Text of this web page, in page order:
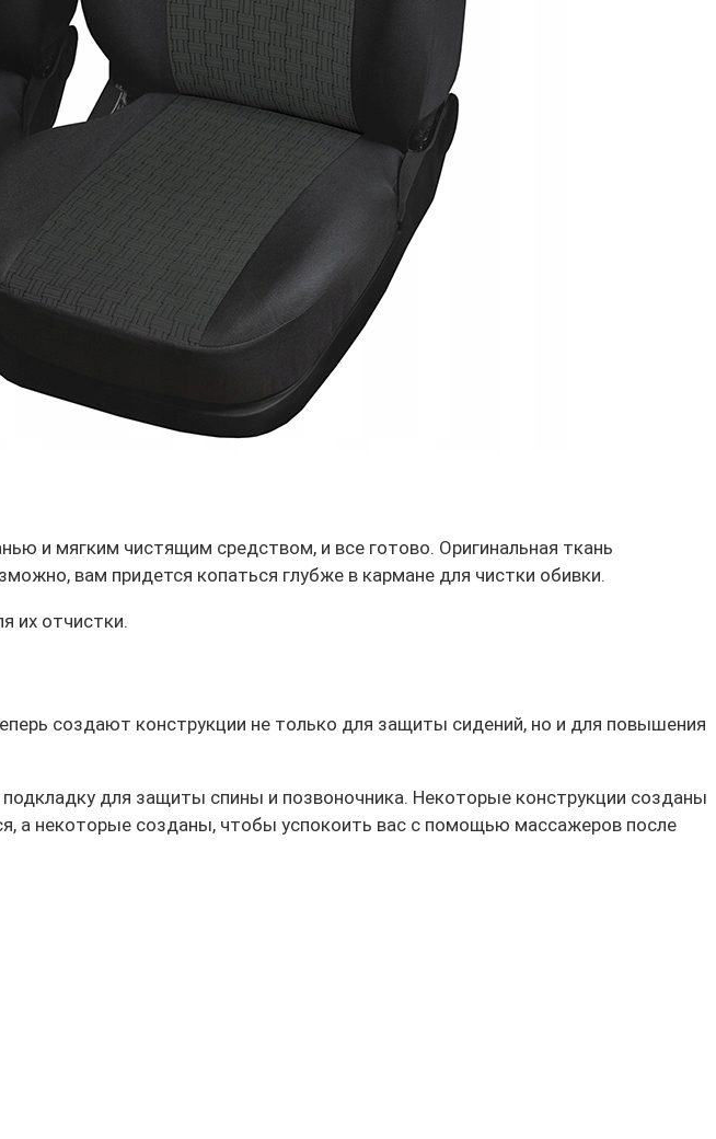
и мягким чистящим средством, и все готово. Оригинальная ткань
вам придется копаться глубже в кармане для чистки обивки.
их отчистки.
создают конструкции не только для защиты сидений, но и для повышения
для защиты спины и позвоночника. Некоторые конструкции созданы
а некоторые созданы, чтобы успокоить вас с помощью массажеров после